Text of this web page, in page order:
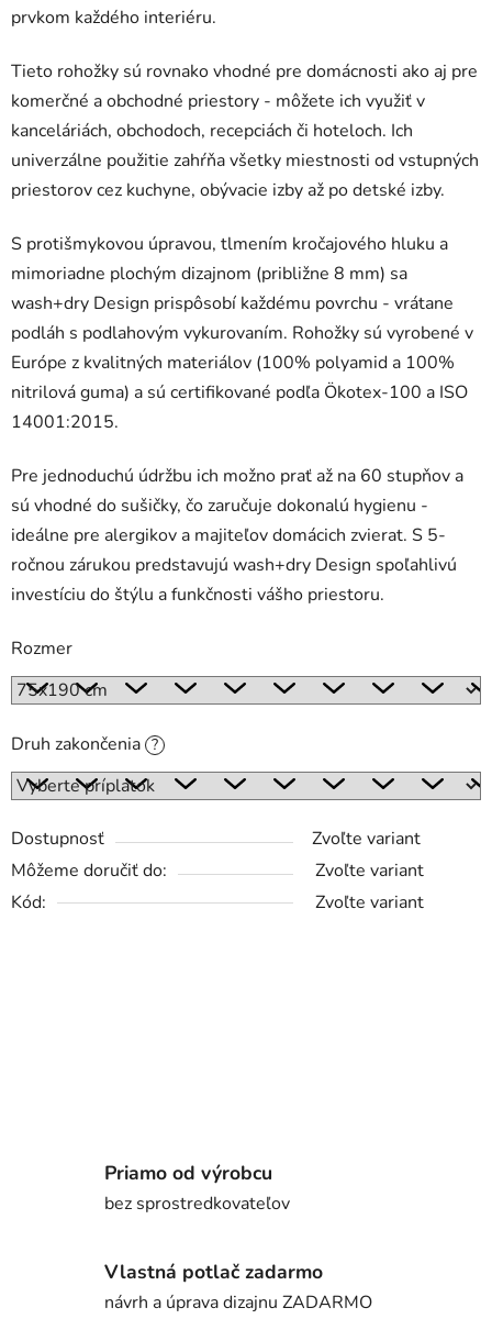
prvkom každého interiéru.
Tieto rohožky sú rovnako vhodné pre domácnosti ako aj pre
komerčné a obchodné priestory - môžete ich využiť v
kanceláriách, obchodoch, recepciách či hoteloch. Ich
univerzálne použitie zahŕňa všetky miestnosti od vstupných
priestorov cez kuchyne, obývacie izby až po detské izby.
S protišmykovou úpravou, tlmením kročajového hluku a
mimoriadne plochým dizajnom (približne 8 mm) sa
wash+dry Design prispôsobí každému povrchu - vrátane
podláh s podlahovým vykurovaním. Rohožky sú vyrobené v
Európe z kvalitných materiálov (100% polyamid a 100%
nitrilová guma) a sú certifikované podľa Ökotex-100 a ISO
14001:2015.
Pre jednoduchú údržbu ich možno prať až na 60 stupňov a
sú vhodné do sušičky, čo zaručuje dokonalú hygienu -
ideálne pre alergikov a majiteľov domácich zvierat. S 5-
ročnou zárukou predstavujú wash+dry Design spoľahlivú
investíciu do štýlu a funkčnosti vášho priestoru.
Rozmer
Druh zakončenia ?
Dostupnosť
Zvoľte variant
Môžeme doručiť do:
Zvoľte variant
Kód:
Zvoľte variant
Priamo od výrobcu
bez sprostredkovateľov
Vlastná potlač zadarmo
návrh a úprava dizajnu ZADARMO